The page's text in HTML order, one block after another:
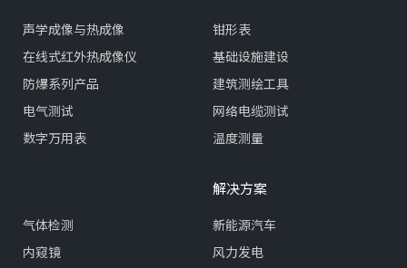
声学成像与热成像
在线式红外热成像仪
防爆系列产品
电气测试
数字万用表
钳形表
基础设施建设
建筑测绘工具
网络电缆测试
温度测量
气体检测
内窥镜
解决方案
新能源汽车
风力发电